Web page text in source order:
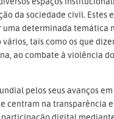
da sociedade civil. Estes
determinada temática
tais como os que
ao combate à violência
pelos seus avanços
centram na transparência